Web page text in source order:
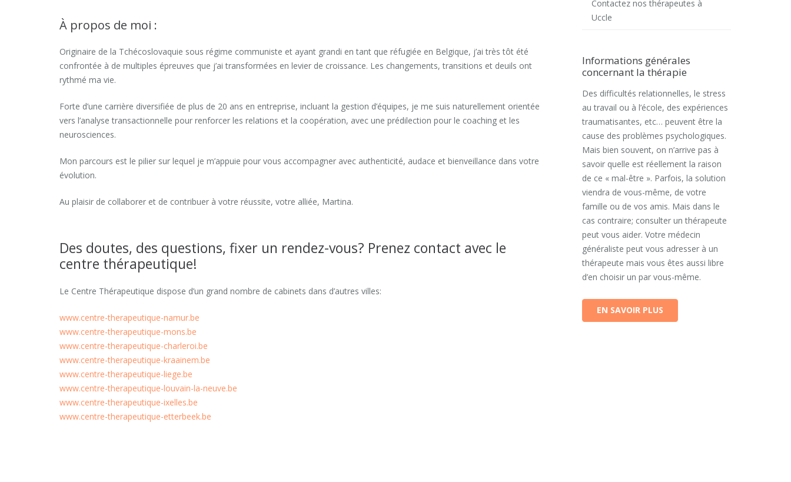
À propos de moi :
Originaire de la Tchécoslovaquie sous régime communiste et ayant grandi en tant que réfugiée en Belgique, j’ai très tôt été
confrontée à de multiples épreuves que j’ai transformées en levier de croissance. Les changements, transitions et deuils ont
rythmé ma vie.
Forte d’une carrière diversifiée de plus de 20 ans en entreprise, incluant la gestion d’équipes, je me suis naturellement orientée
vers l’analyse transactionnelle pour renforcer les relations et la coopération, avec une prédilection pour le coaching et les
neurosciences.
Mon parcours est le pilier sur lequel je m’appuie pour vous accompagner avec authenticité, audace et bienveillance dans votre
évolution.
Au plaisir de collaborer et de contribuer à votre réussite, votre alliée, Martina.
Des doutes, des questions, fixer un rendez-vous? Prenez contact avec le
centre thérapeutique!
Le Centre Thérapeutique dispose d’un grand nombre de cabinets dans d’autres villes:
www.centre-therapeutique-namur.be
www.centre-therapeutique-mons.be
www.centre-therapeutique-charleroi.be
www.centre-therapeutique-kraainem.be
www.centre-therapeutique-liege.be
www.centre-therapeutique-louvain-la-neuve.be
www.centre-therapeutique-ixelles.be
www.centre-therapeutique-etterbeek.be
Contactez nos thérapeutes à
Uccle
Informations générales
concernant la thérapie
Des difficultés relationnelles, le stress
au travail ou à l’école, des expériences
traumatisantes, etc… peuvent être la
cause des problèmes psychologiques.
Mais bien souvent, on n’arrive pas à
savoir quelle est réellement la raison
de ce « mal-être ». Parfois, la solution
viendra de vous-même, de votre
famille ou de vos amis. Mais dans le
cas contraire; consulter un thérapeute
peut vous aider. Votre médecin
généraliste peut vous adresser à un
thérapeute mais vous êtes aussi libre
d’en choisir un par vous-même.
EN SAVOIR PLUS